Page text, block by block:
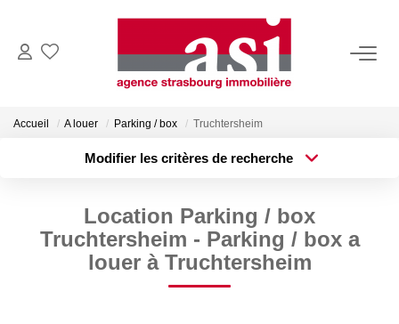
VENDRE
Estimez Votre Bien
Pourquoi Nous Choisir ?
ACHETER
Accueil A louer Parking / box Truchtersheim
Modifier les critères de recherche
Sélectionnez...
Surface min
Location Parking / box
Truchtersheim - Parking / box a
louer à Truchtersheim